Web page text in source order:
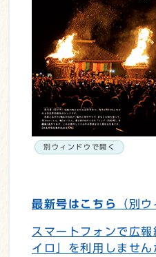
別ウィンドウで開く
最新号はこちら （別
スマートフォンで広
イロ」を利用しません